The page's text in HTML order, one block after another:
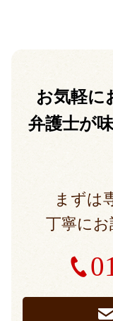
お気軽に
弁護士が
まずは
丁寧に